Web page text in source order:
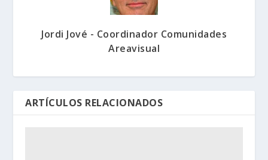
Jordi Jové - Coordinador Comunidades
Areavisual
ARTÍCULOS RELACIONADOS